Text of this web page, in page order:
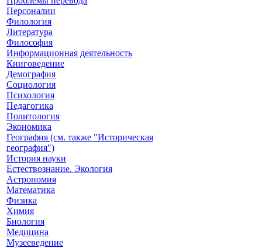
Персоналии
Филология
Литература
Философия
Информационная деятельность
Книговедение
Демография
Социология
Психология
Педагогика
Политология
Экономика
География (см. также "Историческая
география")
История науки
Естествознание. Экология
Астрономия
Математика
Физика
Химия
Биология
Медицина
Музееведение